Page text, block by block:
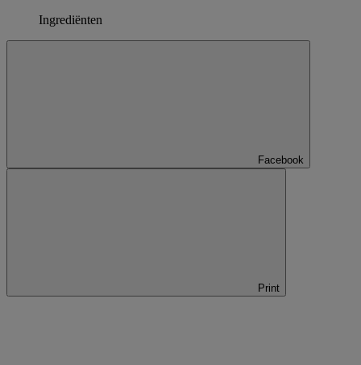
Ingrediënten
Facebook
Print